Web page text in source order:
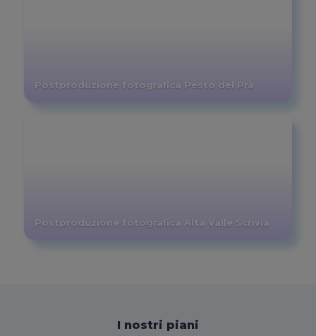
Postproduzione fotografica Pesto del Prà
Postproduzione fotografica Alta Valle Scrivia
I nostri piani